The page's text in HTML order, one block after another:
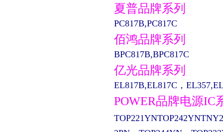
夏普品牌系列
PC817B,PC817C
佰鸿品牌系列
BPC817B,BPC817C
亿光品牌系列
EL817B,EL817C，
POWER品牌电源IC